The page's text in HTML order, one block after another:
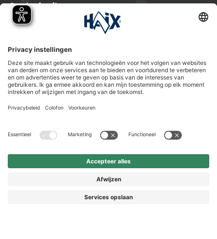
Service hotline
International
HAIX Group
Shop Service
Nieuwsbrief